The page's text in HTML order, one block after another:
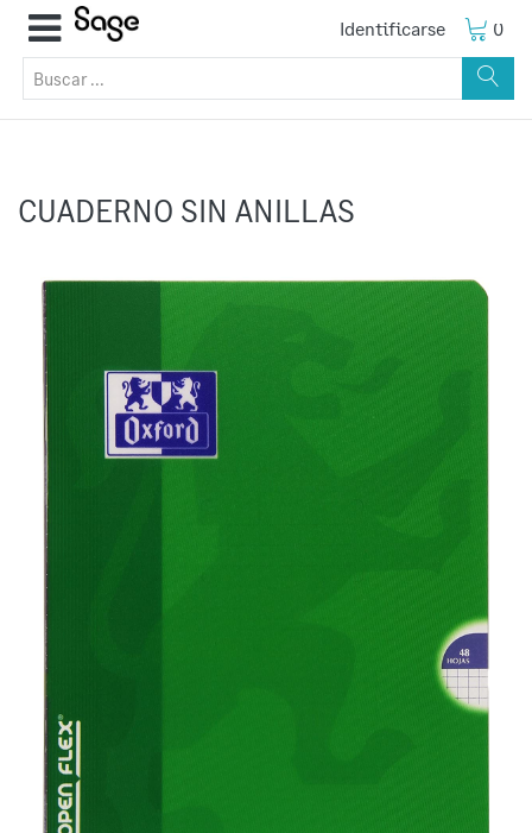
Identificarse 0
CUADERNO SIN ANILLAS